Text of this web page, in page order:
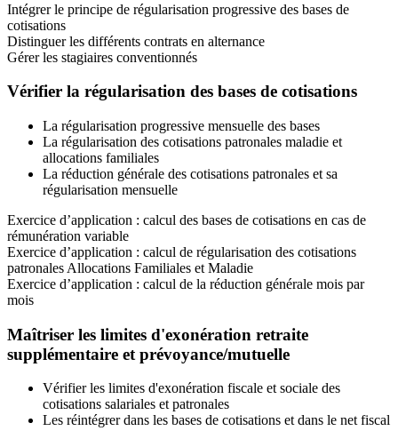
Intégrer le principe de régularisation progressive des bases de
cotisations
Distinguer les différents contrats en alternance
Gérer les stagiaires conventionnés
Vérifier la régularisation des bases de cotisations
La régularisation progressive mensuelle des bases
La régularisation des cotisations patronales maladie et
allocations familiales
La réduction générale des cotisations patronales et sa
régularisation mensuelle
Exercice d’application : calcul des bases de cotisations en cas de
rémunération variable
Exercice d’application : calcul de régularisation des cotisations
patronales Allocations Familiales et Maladie
Exercice d’application : calcul de la réduction générale mois par
mois
Maîtriser les limites d'exonération retraite
supplémentaire et prévoyance/mutuelle
Vérifier les limites d'exonération fiscale et sociale des
cotisations salariales et patronales
Les réintégrer dans les bases de cotisations et dans le net fiscal